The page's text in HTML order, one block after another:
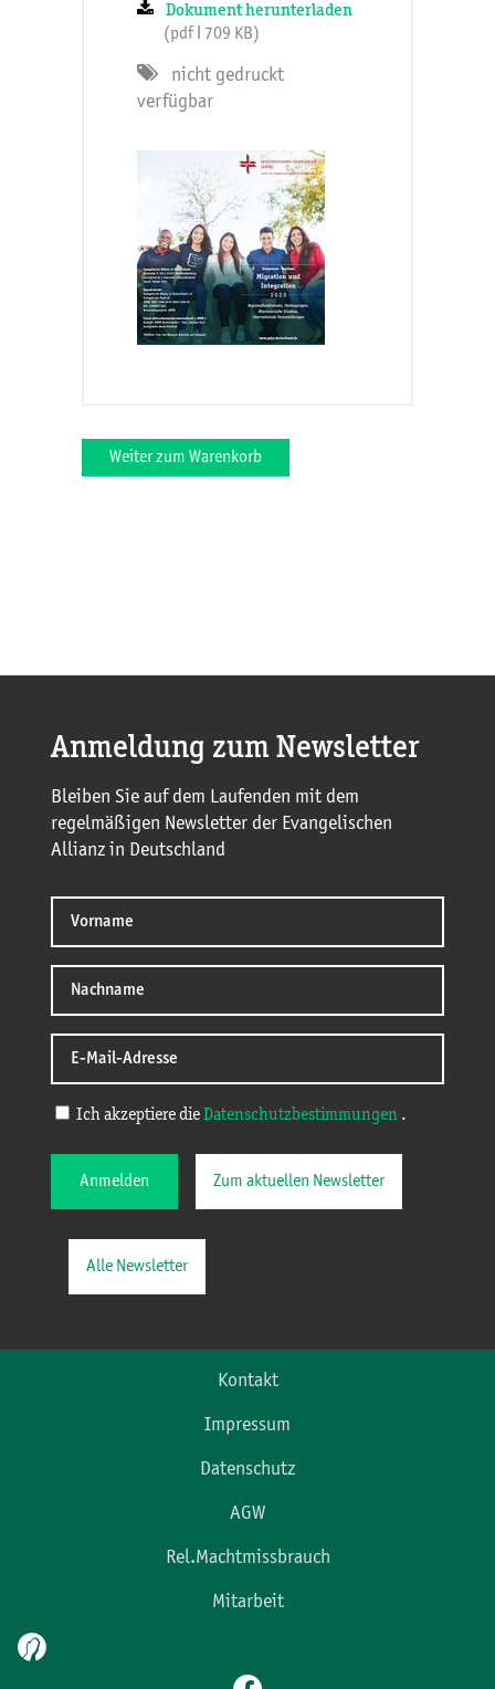
Dokument herunterladen
(pdf ǀ 709 KB)
nicht gedruckt
verfügbar
Weiter zum Warenkorb
Anmeldung zum Newsletter
Bleiben Sie auf dem Laufenden mit dem
regelmäßigen Newsletter der Evangelischen
Allianz in Deutschland
Ich akzeptiere die Datenschutzbestimmungen .
Anmelden Zum aktuellen Newsletter
Alle Newsletter
Kontakt
Impressum
Datenschutz
AGW
Rel.Machtmissbrauch
Mitarbeit